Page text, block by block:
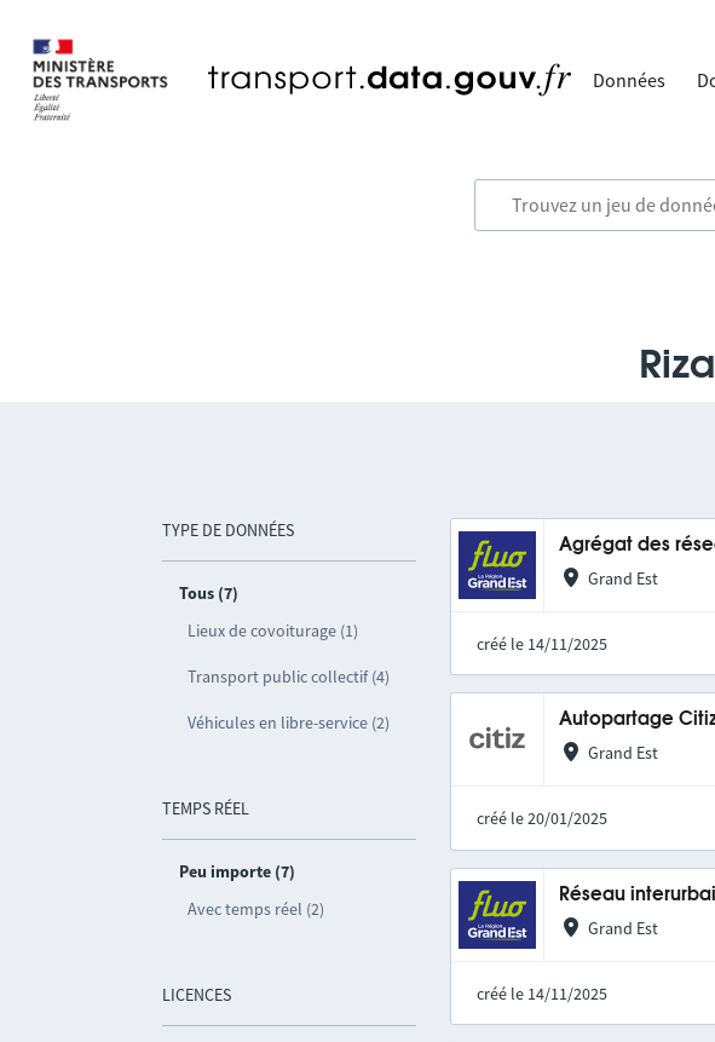
Données
TYPE DE DONNÉES
Tous (7)
Lieux de covoiturage (1)
Transport public collectif (4)
Véhicules en libre-service (2)
TEMPS RÉEL
Peu importe (7)
Avec temps réel (2)
LICENCES
Agrégat des
Grand Est
créé le 14/11/2025
Autopartage
Grand Est
créé le 20/01/2025
Réseau
Grand Est
créé le 14/11/2025